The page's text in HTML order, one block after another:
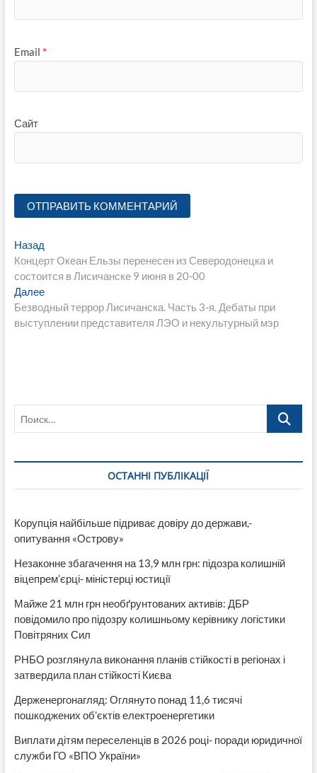
Email *
Сайт
Навигация
по
записям
НазадПредыдущая
запись:
Концерт Океан Ельзы перенесен из Северодонецка и
состоится в Лисичанске 9 июня в 20-00
ДалееСледующая
запись:
Безводный террор Лисичанска. Часть 3-я. Дебаты при
выступлении представителя ЛЭО и некультурный мэр
Поиск…
ОСТАННІ ПУБЛІКАЦІЇ
Корупція найбільше підриває довіру до держави,-
опитування «Острову»
Незаконне збагачення на 13,9 млн грн: підозра колишній
віцепрем’єрці- міністерці юстиції
Майже 21 млн грн необґрунтованих активів: ДБР
повідомило про підозру колишньому керівнику логістики
Повітряних Сил
РНБО розглянула виконання планів стійкості в регіонах і
затвердила план стійкості Києва
Держенергонагляд: Оглянуто понад 11,6 тисячі
пошкоджених об’єктів електроенергетики
Виплати дітям переселенців в 2026 році- поради юридичної
служби ГО «ВПО України»